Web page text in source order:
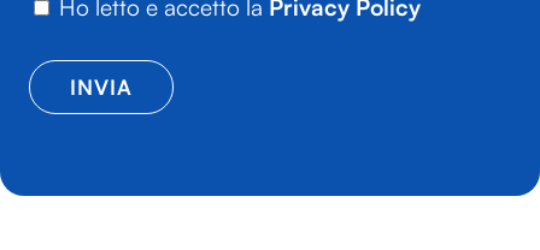
Ho letto e accetto la Privacy Policy